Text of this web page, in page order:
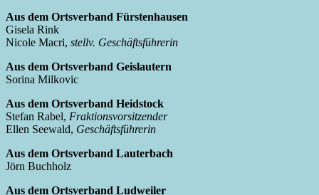
Aus dem Ortsverband Fürstenhausen
Gisela Rink
Nicole Macri, stellv. Geschäftsführerin
Aus dem Ortsverband Geislautern
Sorina Milkovic
Aus dem Ortsverband Heidstock
Stefan Rabel, Fraktionsvorsitzender
Ellen Seewald, Geschäftsführerin
Aus dem Ortsverband Lauterbach
Jörn Buchholz
Aus dem Ortsverband Ludweiler